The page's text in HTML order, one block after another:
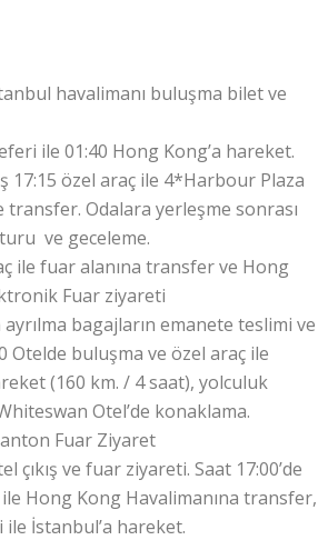
havalimanı buluşma bilet ve
ile 01:40 Hong Kong’a hareket.
17:15 özel araç ile 4*Harbour Plaza
Odalara yerleşme sonrası
ve geceleme.
ile fuar alanına transfer ve Hong
Fuar ziyareti
bagajların emanete teslimi ve
Otelde buluşma ve özel araç ile
(160 km. / 4 saat), yolculuk
Otel’de konaklama.
Fuar Ziyaret
çıkış ve fuar ziyareti. Saat 17:00’de
Hong Kong Havalimanına transfer,
ile İstanbul’a hareket.